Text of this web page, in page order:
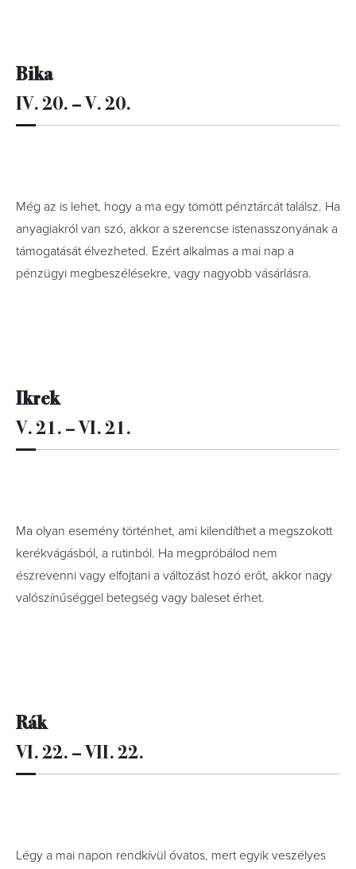
Bika
IV. 20. – V. 20.
Még az is lehet, hogy a ma egy tömött pénztárcát találsz. Ha
anyagiakról van szó, akkor a szerencse istenasszonyának a
támogatását élvezheted. Ezért alkalmas a mai nap a
pénzügyi megbeszélésekre, vagy nagyobb vásárlásra.
Ikrek
V. 21. – VI. 21.
Ma olyan esemény történhet, ami kilendíthet a megszokott
kerékvágásból, a rutinból. Ha megpróbálod nem
észrevenni vagy elfojtani a változást hozó erőt, akkor nagy
valószínűséggel betegség vagy baleset érhet.
Rák
VI. 22. – VII. 22.
Légy a mai napon rendkívül óvatos, mert egyik veszélyes